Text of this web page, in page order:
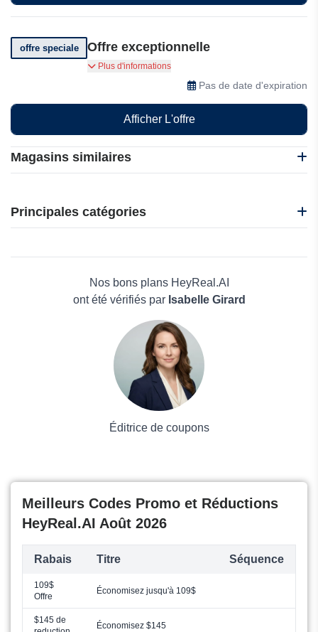
Magasins similaires
Edrawsoft
InVideo
Refsee
Deep Art Effects
Principales catégories
Maison & JardinNos bons plans HeyReal.AI
ont été vérifiés par Isabelle Girard
Éditrice de coupons
offre speciale Offre exceptionnelle
Obtenez un forfait de base gratuit
Plus d'informations
Pas de date d'expiration
Afficher L'offre
Meilleurs Codes Promo et Réductions
HeyReal.AI Août 2026
Rabais Titre Séquence
109$
Offre
Économisez jusqu'à 109$
$145 de
Économisez $145